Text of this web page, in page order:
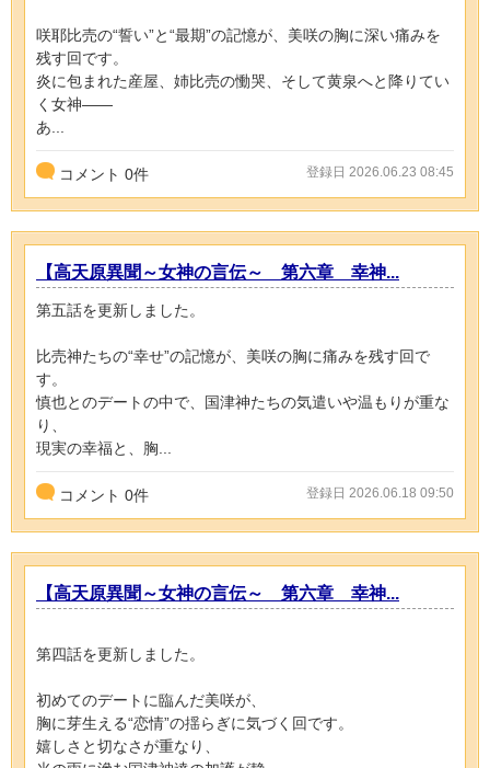
咲耶比売の“誓い”と“最期”の記憶が、美咲の胸に深い痛みを
残す回です。
炎に包まれた産屋、姉比売の慟哭、そして黄泉へと降りてい
く女神――
あ...
コメント 0件 登録日 2026.06.23 08:45
【高天原異聞～女神の言伝～ 第六章 幸神...
第五話を更新しました。
比売神たちの“幸せ”の記憶が、美咲の胸に痛みを残す回で
す。
慎也とのデートの中で、国津神たちの気遣いや温もりが重な
り、
現実の幸福と、胸...
コメント 0件 登録日 2026.06.18 09:50
【高天原異聞～女神の言伝～ 第六章 幸神...
第四話を更新しました。
初めてのデートに臨んだ美咲が、
胸に芽生える“恋情”の揺らぎに気づく回です。
嬉しさと切なさが重なり、